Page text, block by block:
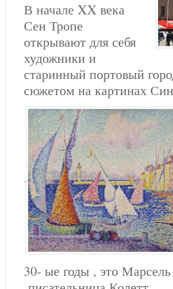
В начале XX века
Сен Тропе
открывают для себя
художники и
старинный портовый
сюжетом на картинах
.
30- ые годы , это